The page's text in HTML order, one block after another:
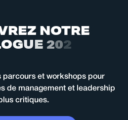
REZ NOTRE
OGUE 202
parcours et workshops pour
de management et leadership
critiques.